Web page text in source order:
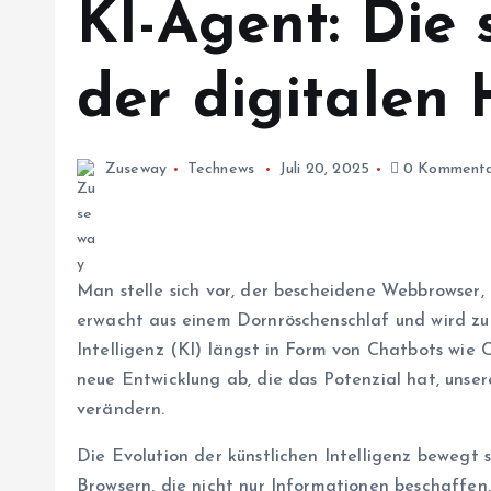
KI-Agent: Die
der digitalen
Zuseway Technews Juli 20, 2025 0
Man stelle sich vor, der bescheidene
erwacht aus einem Dornröschenschlaf und wird
Intelligenz (KI) längst in Form von Chatbots wie
neue Entwicklung ab, die das Potenzial hat,
verändern.
Die Evolution der künstlichen Intelligenz bewegt
Browsern, die nicht nur Informationen